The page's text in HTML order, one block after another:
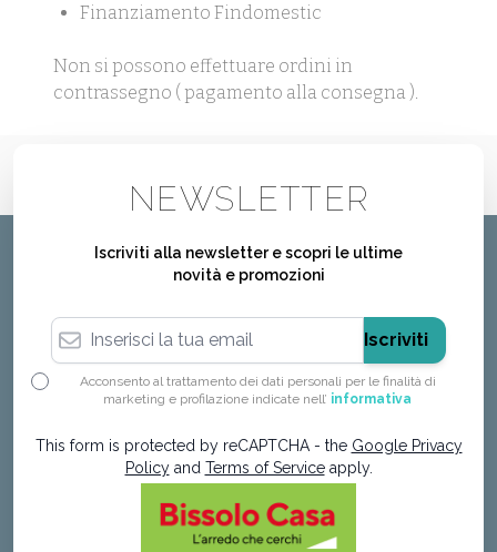
Finanziamento Findomestic
Non si possono effettuare ordini in
contrassegno ( pagamento alla consegna ).
NEWSLETTER
Iscriviti alla newsletter e scopri le ultime
novità e promozioni
Indirizzo email
Iscriviti
Acconsento al trattamento dei dati personali per le finalità di
marketing e profilazione indicate nell’ informativa
This form is protected by reCAPTCHA - the Google Privacy
Policyand Terms of Serviceapply.